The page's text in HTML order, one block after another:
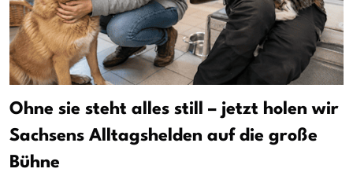
Ohne sie steht alles still – jetzt holen wir
Sachsens Alltagshelden auf die große
Bühne